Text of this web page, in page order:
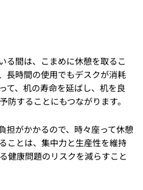
る間は、こまめに休憩を取るこ
長時間の使用でもデスクが消耗
て、机の寿命を延ばし、机を良
防することにもつながります。
担がかかるので、時々座って休憩
ことは、集中力と生産性を維持
健康問題のリスクを減らすこと